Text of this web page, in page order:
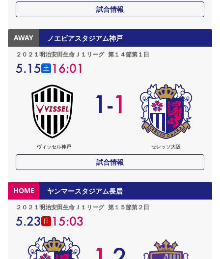
試合情報
AWAY ノエビアスタジアム神戸
２０２１明治安田生命Ｊ１リーグ 第１４節第１日
5.15 土 16:01
ヴィッセル神戸
1-1
セレッソ大阪
試合情報
HOME ヤンマースタジアム長居
２０２１明治安田生命Ｊ１リーグ 第１５節第２日
5.23 日 15:03